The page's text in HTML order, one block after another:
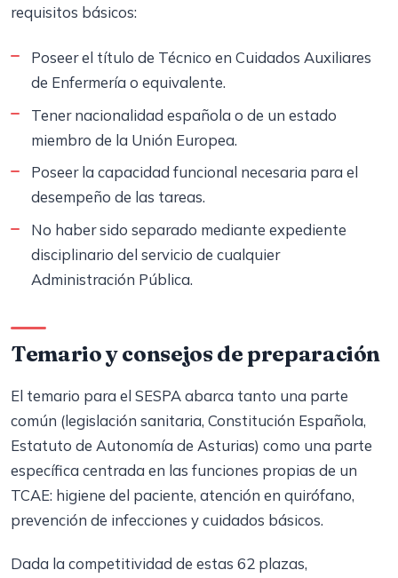
requisitos básicos:
Poseer el título de Técnico en Cuidados Auxiliares
de Enfermería o equivalente.
Tener nacionalidad española o de un estado
miembro de la Unión Europea.
Poseer la capacidad funcional necesaria para el
desempeño de las tareas.
No haber sido separado mediante expediente
disciplinario del servicio de cualquier
Administración Pública.
Temario y consejos de preparación
El temario para el SESPA abarca tanto una parte
común (legislación sanitaria, Constitución Española,
Estatuto de Autonomía de Asturias) como una parte
específica centrada en las funciones propias de un
TCAE: higiene del paciente, atención en quirófano,
prevención de infecciones y cuidados básicos.
Dada la competitividad de estas 62 plazas,